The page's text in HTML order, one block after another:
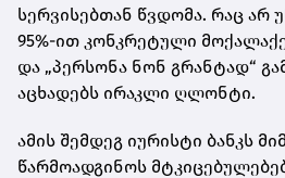
სერვისებთან წვდომა. რაც არ
95%-ით კონკრეტული
და „პერსონა ნონ გრანტად“
აცხადებს ირაკლი ღლონტი.
ამის შემდეგ იურისტი ბანკს
წარმოადგინოს